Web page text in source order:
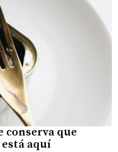
conserva que
aquí